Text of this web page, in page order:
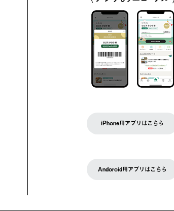
iPhone用アプリはこちら
Andoroid用アプリはこちら